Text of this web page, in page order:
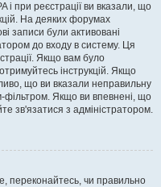
і при реєстрації ви вказали, що
На деяких форумах
записи були активовані
до входу в систему. Ця
Якщо вам було
інструкцій. Якщо
що ви вказали неправильну
фільтром. Якщо ви впевнені, що
зв'язатися з адміністратором.
переконайтесь, чи правильно